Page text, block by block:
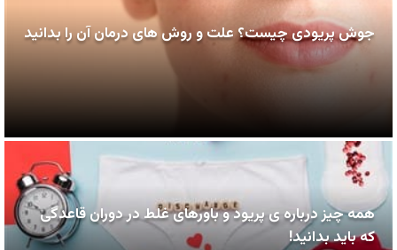
جوش پریودی چیست؟ علت و روش های درمان آن را بدانید
همه چیز درباره ی پریود و باورهای غلط در دوران قاعدگی
که باید بدانید!